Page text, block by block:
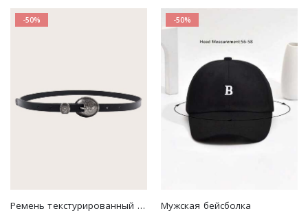
-50%
Ремень текстурированный с круглой пряжкой
-50%
Мужская бейсболка